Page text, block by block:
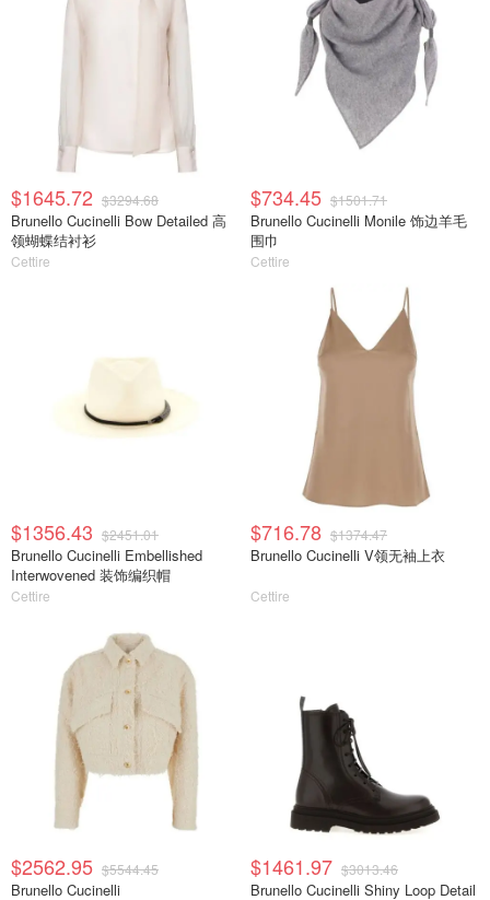
$1645.72 $3294.68
Brunello Cucinelli Bow Detailed 高
领蝴蝶结衬衫
Cettire
$734.45 $1501.71
Brunello Cucinelli Monile 饰边羊毛
围巾
Cettire
$1356.43 $2451.01
Brunello Cucinelli Embellished
Interwovened 装饰编织帽
Cettire
$716.78 $1374.47
Brunello Cucinelli V领无袖上衣
Cettire
$2562.95 $5544.45
Brunello Cucinelli
$1461.97 $3013.46
Brunello Cucinelli Shiny Loop Detail